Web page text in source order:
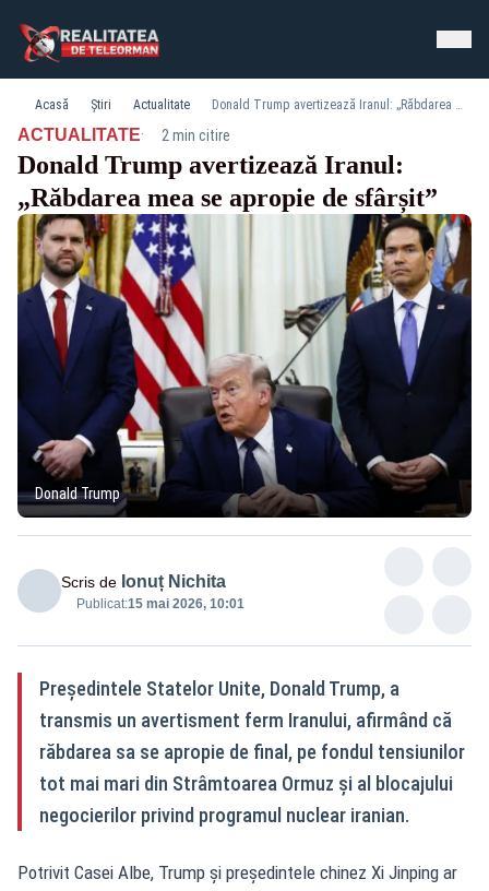
Acasă Știri Actualitate Donald Trump avertizează Iranul: „Răbdarea mea se apropie de sfârșit”
ACTUALITATE· 2 min citire
Donald Trump avertizează Iranul:
„Răbdarea mea se apropie de sfârșit”
Donald Trump
Scris de Ionuț Nichita
Publicat:15 mai 2026, 10:01
Președintele Statelor Unite, Donald Trump, a
transmis un avertisment ferm Iranului, afirmând că
răbdarea sa se apropie de final, pe fondul tensiunilor
tot mai mari din Strâmtoarea Ormuz și al blocajului
negocierilor privind programul nuclear iranian.
Potrivit Casei Albe, Trump și președintele chinez Xi Jinping ar